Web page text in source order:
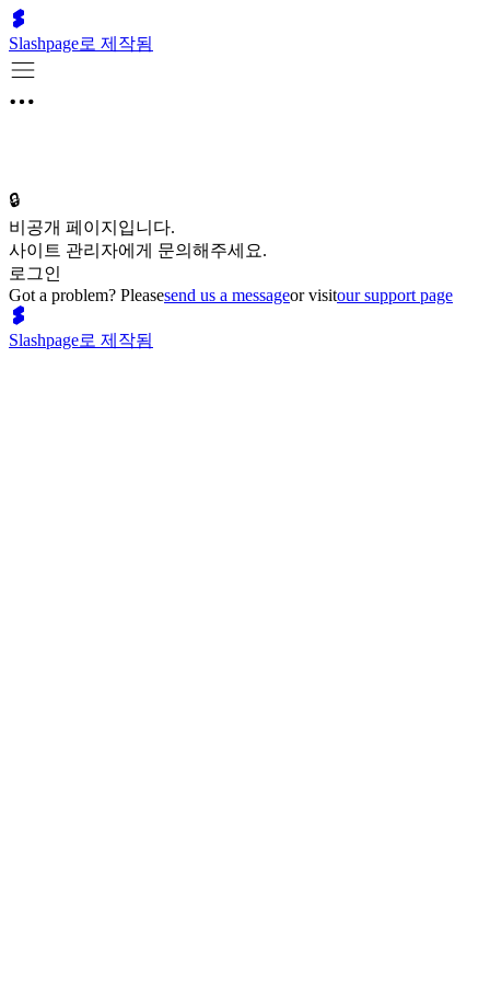
Slashpage로 제작됨
🔒
비공개 페이지입니다.
사이트 관리자에게 문의해주세요.
로그인
Got a problem? Pleasesend us a messageor visitour support page
Slashpage로 제작됨